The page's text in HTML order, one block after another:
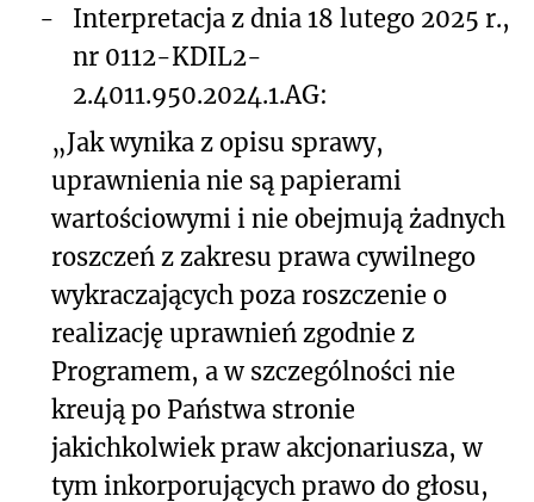
-
Interpretacja z dnia 18 lutego 2025 r.,
nr 0112-KDIL2-
2.4011.950.2024.1.AG:
„Jak wynika z opisu sprawy,
uprawnienia nie są papierami
wartościowymi i nie obejmują żadnych
roszczeń z zakresu prawa cywilnego
wykraczających poza roszczenie o
realizację uprawnień zgodnie z
Programem, a w szczególności nie
kreują po Państwa stronie
jakichkolwiek praw akcjonariusza, w
tym inkorporujących prawo do głosu,